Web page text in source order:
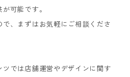
可能です。
で、まずはお気軽にご相談くださ
では店舗運営やデザインに関す